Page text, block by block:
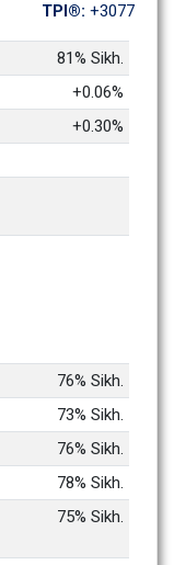
TPI®: +3077
81% Sikh.
+0.06%
+0.30%
76% Sikh.
73% Sikh.
76% Sikh.
78% Sikh.
75% Sikh.